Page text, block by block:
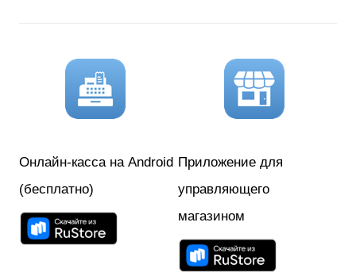
Онлайн-касса на Android
(бесплатно)
Приложение для
управляющего
магазином